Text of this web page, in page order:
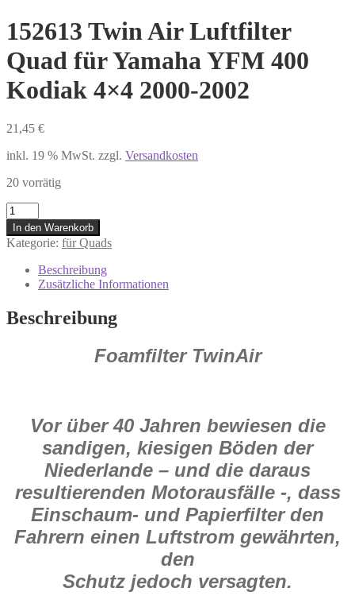
152613 Twin Air Luftfilter
Quad für Yamaha YFM 400
Kodiak 4×4 2000-2002
21,45 €
inkl. 19 % MwSt. zzgl. Versandkosten
20 vorrätig
152613
Twin
Air
Luftfilter
Quad
Yamaha
YFM
400
In den Warenkorb
Kategorie: für Quads
Beschreibung
Zusätzliche Informationen
Beschreibung
Foamfilter TwinAir
Vor über 40 Jahren bewiesen die
sandigen, kiesigen Böden der
Niederlande – und die daraus
resultierenden Motorausfälle -, dass
Einschaum- und Papierfilter den
Fahrern einen Luftstrom gewährten,
den
Schutz jedoch versagten.